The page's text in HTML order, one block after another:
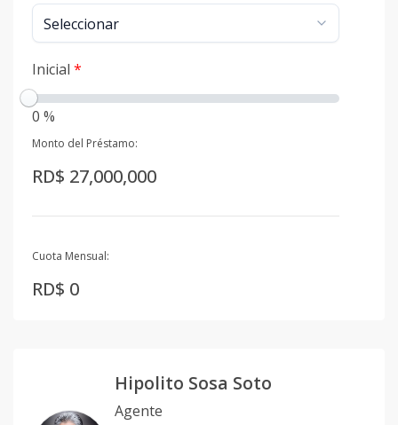
Inicial *
0 %
Monto del Préstamo:
RD$ 27,000,000
Cuota Mensual:
RD$ 0
Hipolito Sosa Soto
Agente